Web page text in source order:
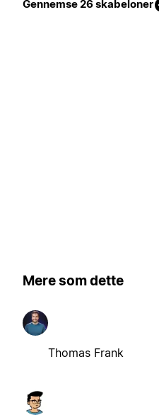
Gennemse 26 skabeloner
Mere som dette
Thomas Frank